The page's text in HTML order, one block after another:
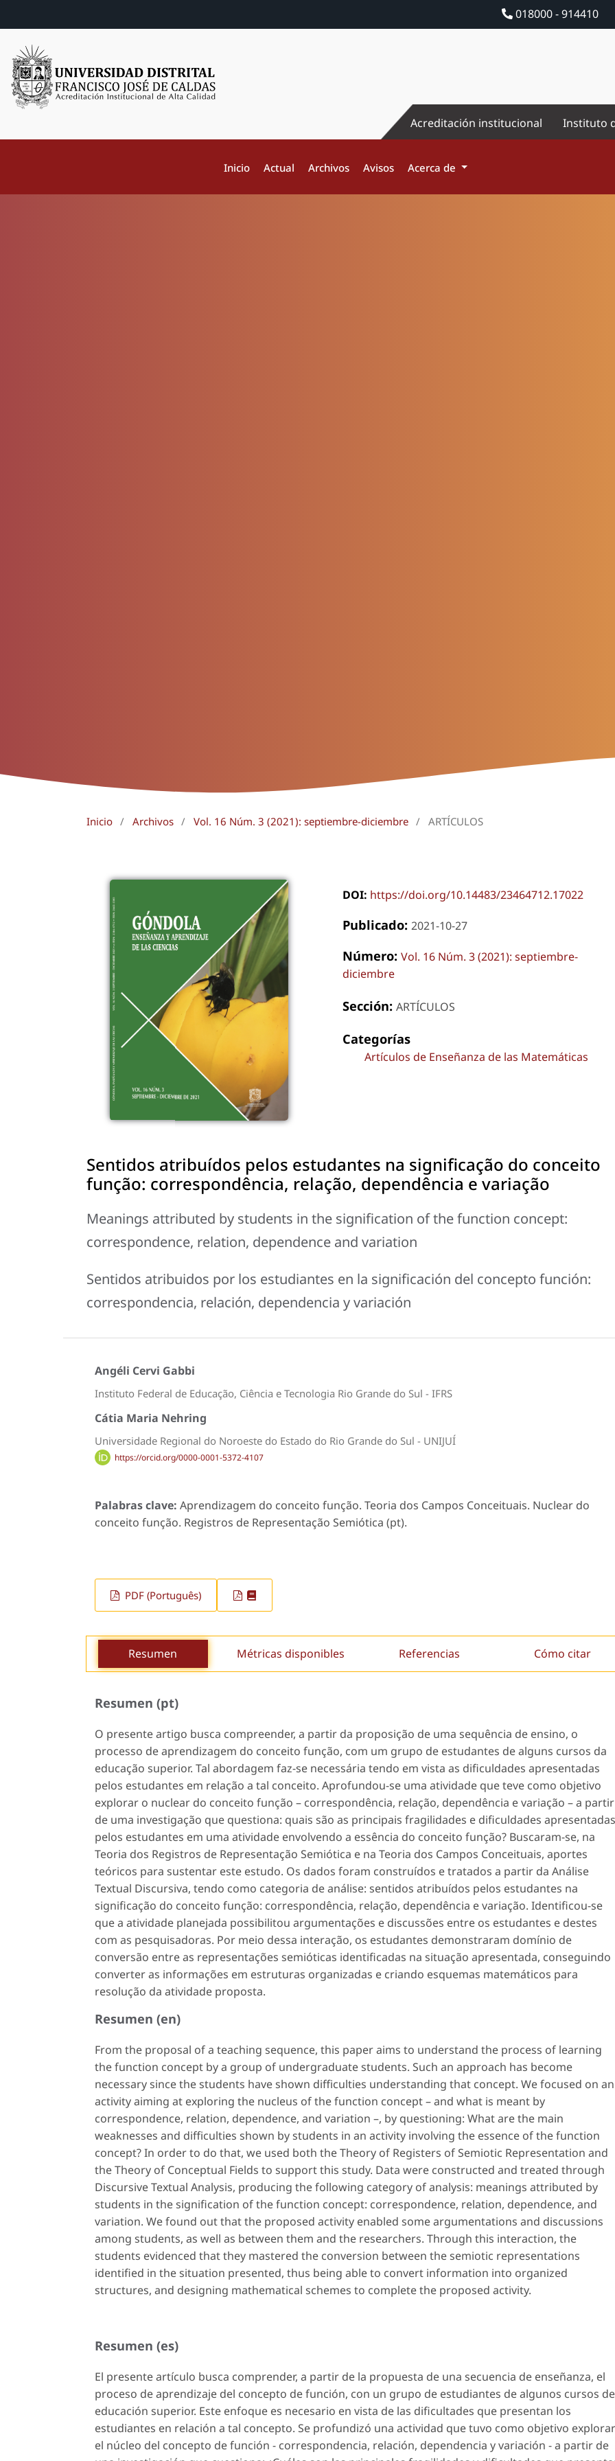
018000 - 914410
Acreditación institucional Instituto
Inicio Actual Archivos Avisos Acerca de
Inicio / Archivos / Vol. 16 Núm. 3 (2021): septiembre-diciembre / ARTÍCULOS
DOI: https://doi.org/10.14483/23464712.17022
Publicado: 2021-10-27
Número: Vol. 16 Núm. 3 (2021): septiembre-
diciembre
Sección: ARTÍCULOS
Categorías
Artículos de Enseñanza de las Matemáticas
Sentidos atribuídos pelos estudantes na significação do conceito
função: correspondência, relação, dependência e variação
Meanings attributed by students in the signification of the function concept:
correspondence, relation, dependence and variation
Sentidos atribuidos por los estudiantes en la significación del concepto función:
correspondencia, relación, dependencia y variación
Angéli Cervi Gabbi
Instituto Federal de Educação, Ciência e Tecnologia Rio Grande do Sul - IFRS
Cátia Maria Nehring
Universidade Regional do Noroeste do Estado do Rio Grande do Sul - UNIJUÍ
https://orcid.org/0000-0001-5372-4107
Palabras clave: Aprendizagem do conceito função. Teoria dos Campos Conceituais. Nuclear do
conceito função. Registros de Representação Semiótica (pt).
PDF (Português)
Resumen Métricas disponibles Referencias Cómo citar
Resumen (pt)
O presente artigo busca compreender, a partir da proposição de uma sequência de ensino, o
processo de aprendizagem do conceito função, com um grupo de estudantes de alguns cursos da
educação superior. Tal abordagem faz-se necessária tendo em vista as dificuldades apresentadas
pelos estudantes em relação a tal conceito. Aprofundou-se uma atividade que teve como objetivo
explorar o nuclear do conceito função – correspondência, relação, dependência e variação – a partir
de uma investigação que questiona: quais são as principais fragilidades e dificuldades apresentadas
pelos estudantes em uma atividade envolvendo a essência do conceito função? Buscaram-se, na
Teoria dos Registros de Representação Semiótica e na Teoria dos Campos Conceituais, aportes
teóricos para sustentar este estudo. Os dados foram construídos e tratados a partir da Análise
Textual Discursiva, tendo como categoria de análise: sentidos atribuídos pelos estudantes na
significação do conceito função: correspondência, relação, dependência e variação. Identificou-se
que a atividade planejada possibilitou argumentações e discussões entre os estudantes e destes
com as pesquisadoras. Por meio dessa interação, os estudantes demonstraram domínio de
conversão entre as representações semióticas identificadas na situação apresentada, conseguindo
converter as informações em estruturas organizadas e criando esquemas matemáticos para
resolução da atividade proposta.
Resumen (en)
From the proposal of a teaching sequence, this paper aims to understand the process of learning
the function concept by a group of undergraduate students. Such an approach has become
necessary since the students have shown difficulties understanding that concept. We focused on an
activity aiming at exploring the nucleus of the function concept – and what is meant by
correspondence, relation, dependence, and variation –, by questioning: What are the main
weaknesses and difficulties shown by students in an activity involving the essence of the function
concept? In order to do that, we used both the Theory of Registers of Semiotic Representation and
the Theory of Conceptual Fields to support this study. Data were constructed and treated through
Discursive Textual Analysis, producing the following category of analysis: meanings attributed by
students in the signification of the function concept: correspondence, relation, dependence, and
variation. We found out that the proposed activity enabled some argumentations and discussions
among students, as well as between them and the researchers. Through this interaction, the
students evidenced that they mastered the conversion between the semiotic representations
identified in the situation presented, thus being able to convert information into organized
structures, and designing mathematical schemes to complete the proposed activity.
Resumen (es)
El presente artículo busca comprender, a partir de la propuesta de una secuencia de enseñanza, el
proceso de aprendizaje del concepto de función, con un grupo de estudiantes de algunos cursos de
educación superior. Este enfoque es necesario en vista de las dificultades que presentan los
estudiantes en relación a tal concepto. Se profundizó una actividad que tuvo como objetivo explorar
el núcleo del concepto de función - correspondencia, relación, dependencia y variación - a partir de